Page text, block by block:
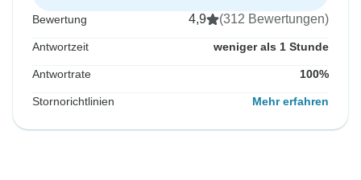
Bewertung 4,9 (312 Bewertungen)
Antwortzeit weniger als 1 Stunde
Antwortrate 100%
Stornorichtlinien Mehr erfahren